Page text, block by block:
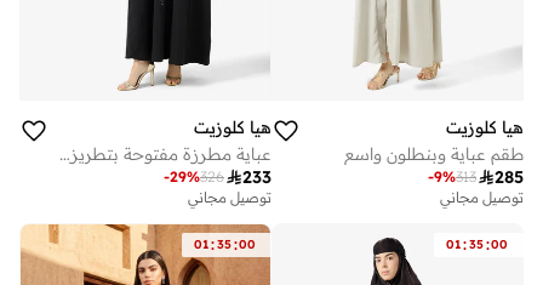
هيا كلوزيت
طقم عباية وبنطلون واسع
285
313
-9%
توصيل مجاني
هيا كلوزيت
عباية مطرزة مفتوحة بتطريز يدوي
233
326
-29%
توصيل مجاني
01:35:00
01:35:00